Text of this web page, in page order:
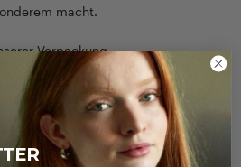
macht.
Verpackung